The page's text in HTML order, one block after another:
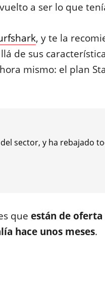
a ser lo que
, y te la
de sus
mismo: el plan
sector, y ha rebajado
que están de
hace unos meses.